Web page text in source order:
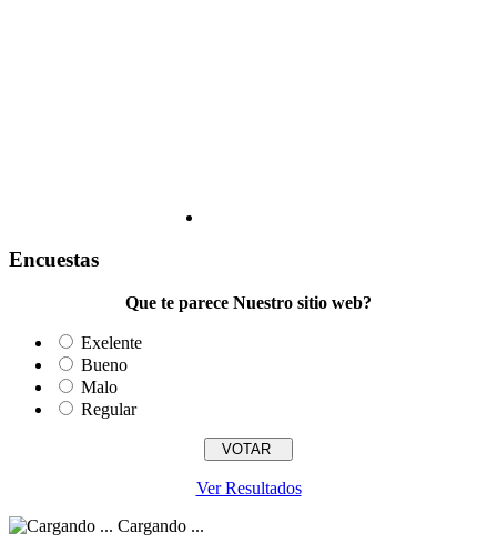
Encuestas
Que te parece Nuestro sitio web?
Exelente
Bueno
Malo
Regular
Ver Resultados
Cargando ...